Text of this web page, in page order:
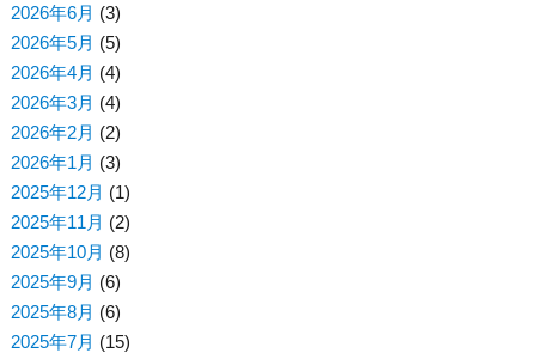
2026年6月 (3)
2026年5月 (5)
2026年4月 (4)
2026年3月 (4)
2026年2月 (2)
2026年1月 (3)
2025年12月 (1)
2025年11月 (2)
2025年10月 (8)
2025年9月 (6)
2025年8月 (6)
2025年7月 (15)